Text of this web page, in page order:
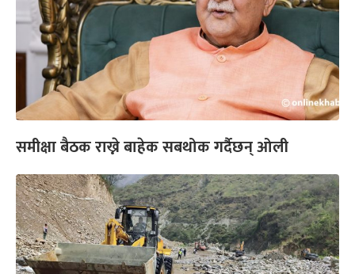
समीक्षा बैठक राख्ने बाहेक सबथोक गर्दैछन् ओली